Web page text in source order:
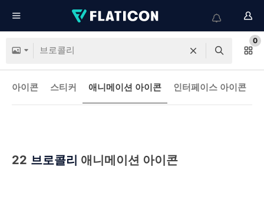
0
아이콘 스티커 애니메이션 아이콘 인터페이스 아이콘
22 브로콜리 애니메이션 아이콘